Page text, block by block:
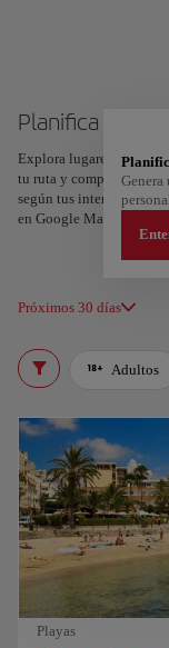
Planifica tu viaje
Explora lugares,
tu ruta y compartirla.
según tus intereses y la
en Google Maps.
Próximos 30 días
Genera
Adultos
Playas